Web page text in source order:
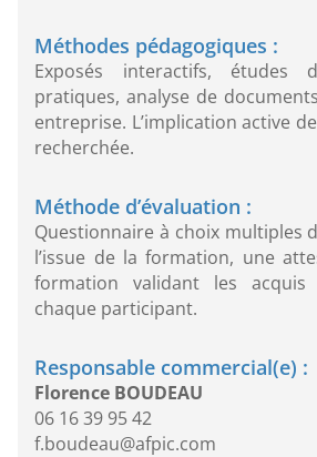
Méthodes pédagogiques :
Exposés interactifs, études
pratiques, analyse de
entreprise. L’implication active
recherchée.
Méthode d’évaluation :
Questionnaire à choix multiples
l’issue de la formation, une
formation validant les
chaque participant.
Responsable commercial(e) :
Florence BOUDEAU
06 16 39 95 42
f.boudeau@afpic.com